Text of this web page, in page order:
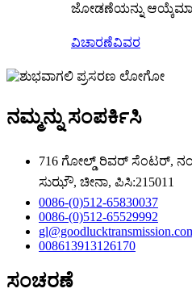
ಜೋಡಣೆಯನ್ನು
ವಿಚಾರಣೆವಿವರ
ನಮ್ಮನ್ನು ಸಂಪರ್ಕಿಸಿ
716 ಗೋಲ್ಡ್ ರಿವರ್ ಸೆಂಟರ್,
ಸುಝೌ, ಚೀನಾ, ಪಿಸಿ:215011
0086-(0)512-65830037
0086-(0)512-65529992
008613913126170
ಸಂಚರಣೆ